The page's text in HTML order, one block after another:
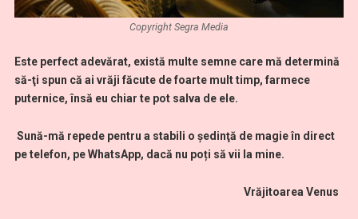
Copyright Segra Media
Este perfect adevărat, există multe semne care mă determină
să-ţi spun că ai vrăji făcute de foarte mult timp, farmece
puternice, însă eu chiar te pot salva de ele.
Sună-mă repede pentru a stabili o şedinţă de magie în direct
pe telefon, pe WhatsApp, dacă nu poți să vii la mine.
Vrăjitoarea Venus